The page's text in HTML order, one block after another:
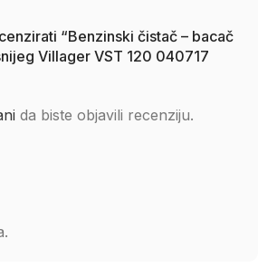
“Benzinski čistač – bacač
Villager VST 120 040717
da biste objavili recenziju.